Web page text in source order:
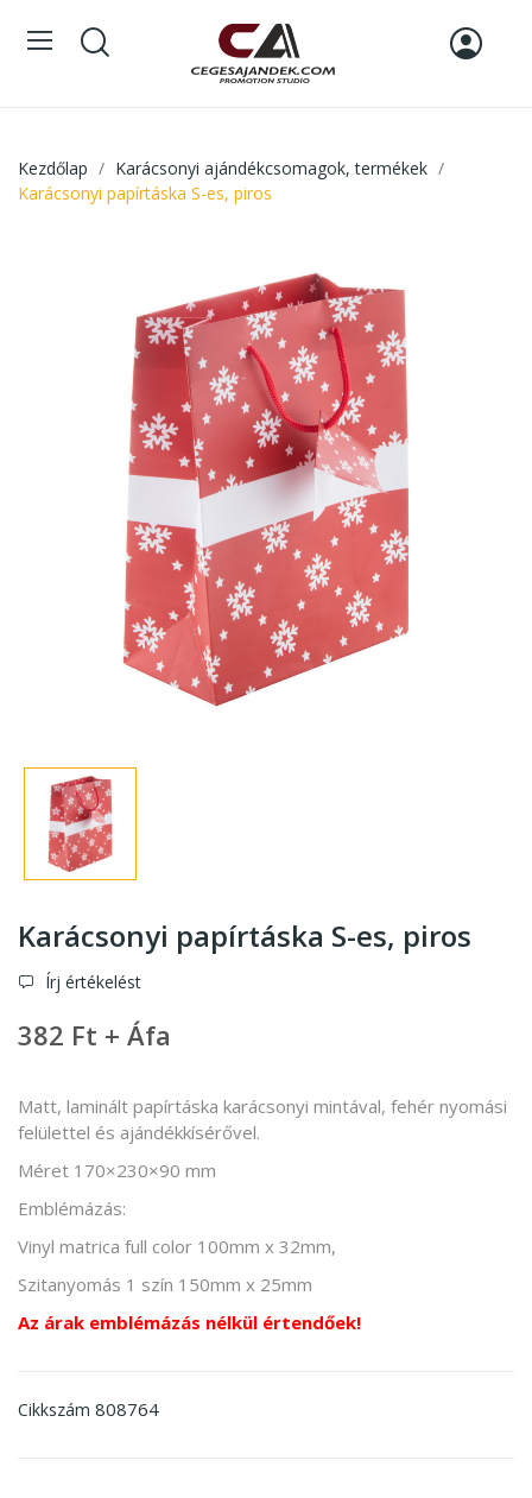
Kezdőlap
Karácsonyi ajándékcsomagok, termékek
Karácsonyi papírtáska S-es, piros
Karácsonyi papírtáska S-es, piros
Írj értékelést
382 Ft + Áfa
Matt, laminált papírtáska karácsonyi mintával, fehér nyomási
felülettel és ajándékkísérővel.
Méret 170×230×90 mm
Emblémázás:
Vinyl matrica full color 100mm x 32mm,
Szitanyomás 1 szín 150mm x 25mm
Az árak emblémázás nélkül értendőek!
Cikkszám 808764